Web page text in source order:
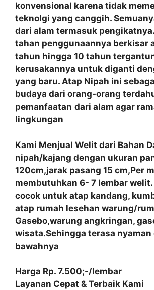
konvensional karena tidak
teknolgi yang canggih.
dari alam termasuk
tahan penggunaannya berkisar
tahun hingga 10 tahun
kerusakannya untuk diganti
yang baru. Atap Nipah ini
budaya dari orang-orang
pemanfaatan dari alam agar
lingkungan
Kami Menjual Welit dari Bahan
nipah/kajang dengan ukuran
120cm,jarak pasang 15 cm,Per
membutuhkan 6- 7 lembar
cocok untuk atap kandang,
atap rumah lesehan warung/
Gasebo,warung angkringan,
wisata.Sehingga terasa
bawahnya
Harga Rp. 7.500;-/lembar
Layanan Cepat & Terbaik Kami